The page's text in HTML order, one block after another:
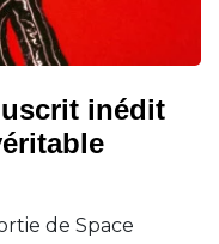
inédit
de Space